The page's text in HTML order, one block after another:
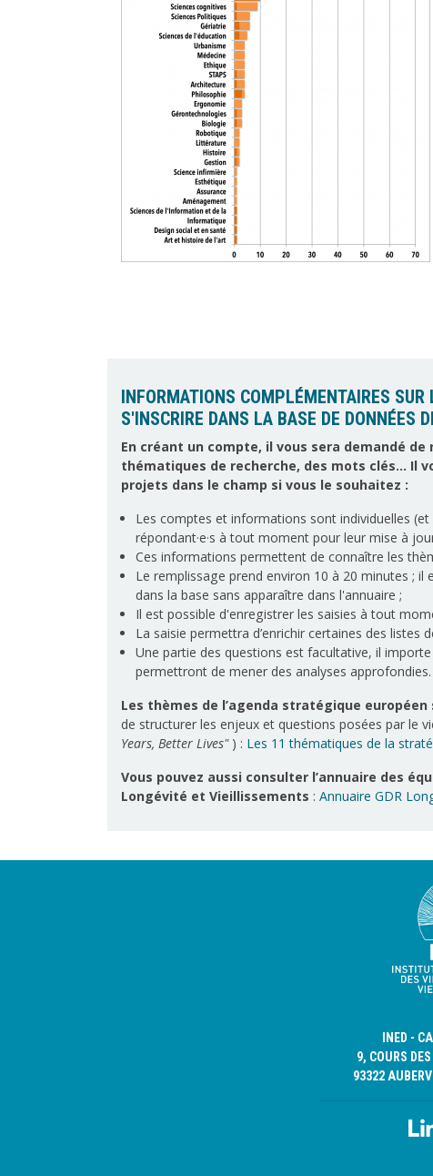
INFORMATIONS COMPLÉMENTAIRES
S'INSCRIRE DANS LA BASE DE DONNÉES
En créant un compte, il vous sera demandé
thématiques de recherche, des mots clés... Il
projets dans le champ si vous le souhaitez :
Les comptes et informations sont individuelles
répondant·e·s à tout moment pour leur mise à
Ces informations permettent de connaître les
Le remplissage prend environ 10 à 20 minutes ; il
dans la base sans apparaître dans l'annuaire ;
Il est possible d'enregistrer les saisies à tout
La saisie permettra d’enrichir certaines des listes
Une partie des questions est facultative, il
permettront de mener des analyses approfondies.
Les thèmes de l’agenda stratégique
de structurer les enjeux et questions posées par le
Years, Better Lives") : Les 11 thématiques de la
Vous pouvez aussi consulter l’annuaire des
Longévité et Vieillissements : Annuaire GDR
INED -
9, COURS
93322